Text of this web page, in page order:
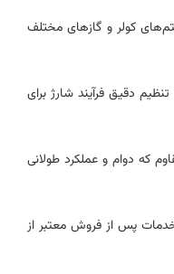
کولر و گازهای مختلف
دقیق فرآیند شارژ برای
که دوام و عملکرد طولانی
پس از فروش معتبر از